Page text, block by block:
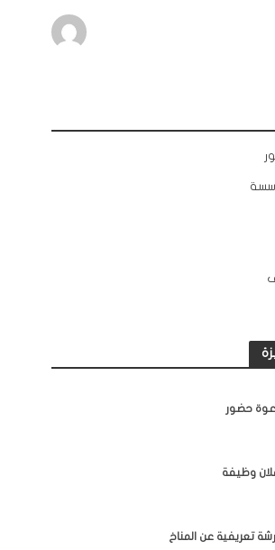
حضور
وظيفة
تعريفية عن المناخ